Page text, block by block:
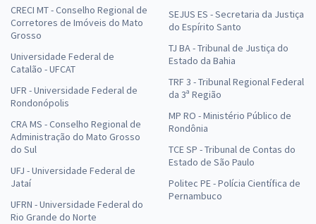
CRECI MT - Conselho Regional de
Corretores de Imóveis do Mato
Grosso
Universidade Federal de
Catalão - UFCAT
UFR - Universidade Federal de
Rondonópolis
CRA MS - Conselho Regional de
Administração do Mato Grosso
do Sul
UFJ - Universidade Federal de
Jataí
UFRN - Universidade Federal do
Rio Grande do Norte
SEJUS ES - Secretaria da Justiça
do Espírito Santo
TJ BA - Tribunal de Justiça do
Estado da Bahia
TRF 3 - Tribunal Regional Federal
da 3ª Região
MP RO - Ministério Público de
Rondônia
TCE SP - Tribunal de Contas do
Estado de São Paulo
Politec PE - Polícia Científica de
Pernambuco